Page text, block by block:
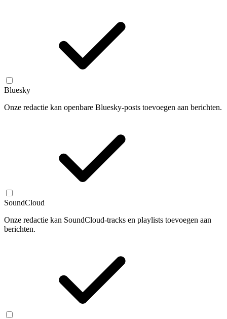
Bluesky
Onze redactie kan openbare Bluesky-posts toevoegen aan berichten.
SoundCloud
Onze redactie kan SoundCloud-tracks en playlists toevoegen aan
berichten.